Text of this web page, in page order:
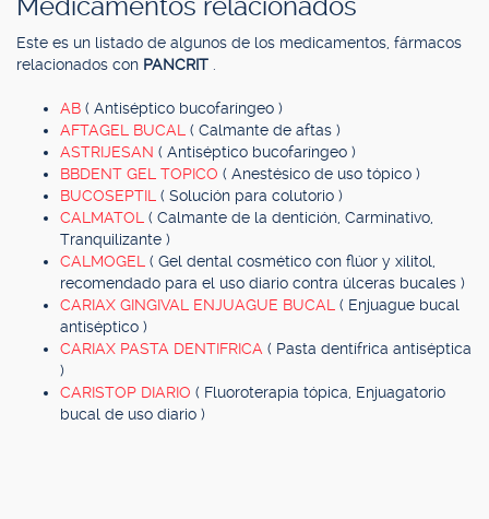
Medicamentos relacionados
Este es un listado de algunos de los medicamentos, fármacos
relacionados con PANCRIT
AB ( Antiséptico bucofaríngeo )
AFTAGEL BUCAL ( Calmante de aftas )
ASTRIJESAN ( Antiséptico bucofaríngeo )
BBDENT GEL TOPICO ( Anestésico de uso tópico )
BUCOSEPTIL ( Solución para colutorio )
CALMATOL ( Calmante de la dentición, Carminativo,
Tranquilizante )
CALMOGEL ( Gel dental cosmético con flúor y xilitol,
recomendado para el uso diario contra úlceras bucales )
CARIAX GINGIVAL ENJUAGUE BUCAL ( Enjuague bucal
antiséptico )
CARIAX PASTA DENTIFRICA ( Pasta dentífrica antiséptica
)
CARISTOP DIARIO ( Fluoroterapia tópica, Enjuagatorio
bucal de uso diario )